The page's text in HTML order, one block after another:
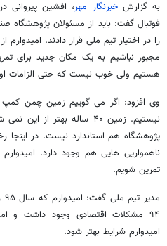
به گزارشخبرنگار مهر، افشین پیروانی
فوتبال گفت: باید از مسئولان
را در اختیار تیم ملی قرار دادند.
مجبور نباشیم به یک مکان جدید برای
هستیم ولی خوب نیست که حتی الزامات
وی افزود: اگر می گوییم زمین چمن
نیستیم. زمین ۴۰ ساله بهتر
پژوهشگاه هم استاندارد نیست. در اینجا
ناهمواریی هایی هم وجود دارد.
تمرین شویم.
۹۴ مشکلات اقتصادی وجود داشت و
امیدوارم شرایط بهتر شود.